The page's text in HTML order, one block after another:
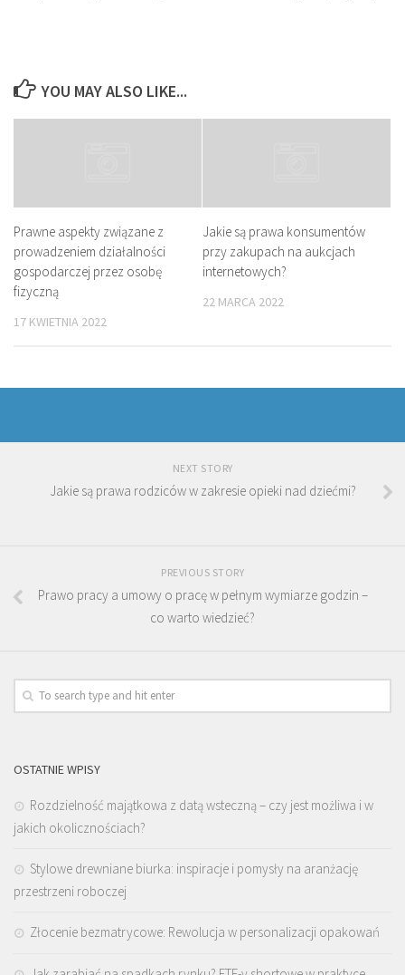
YOU MAY ALSO LIKE...
Prawne aspekty związane z
prowadzeniem działalności
gospodarczej przez osobę
fizyczną
17 KWIETNIA 2022
Jakie są prawa konsumentów
przy zakupach na aukcjach
internetowych?
22 MARCA 2022
NEXT STORY
Jakie są prawa rodziców w zakresie opieki nad dziećmi?
PREVIOUS STORY
Prawo pracy a umowy o pracę w pełnym wymiarze godzin –
co warto wiedzieć?
OSTATNIE WPISY
Rozdzielność majątkowa z datą wsteczną – czy jest możliwa i w
jakich okolicznościach?
Stylowe drewniane biurka: inspiracje i pomysły na aranżację
przestrzeni roboczej
Złocenie bezmatrycowe: Rewolucja w personalizacji opakowań